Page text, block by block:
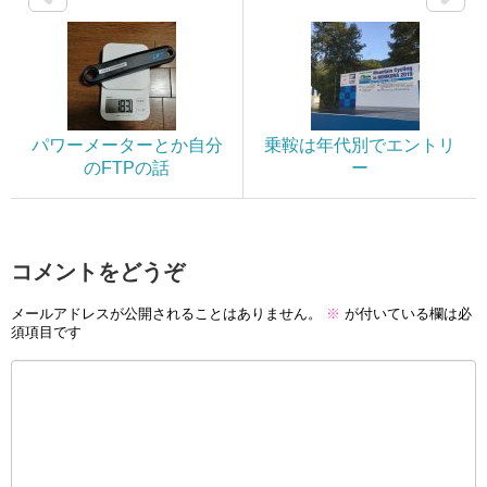
パワーメーターとか自分
のFTPの話
乗鞍は年代別でエントリ
ー
コメントをどうぞ
メールアドレスが公開されることはありません。 ※ が付いている欄は必
須項目です